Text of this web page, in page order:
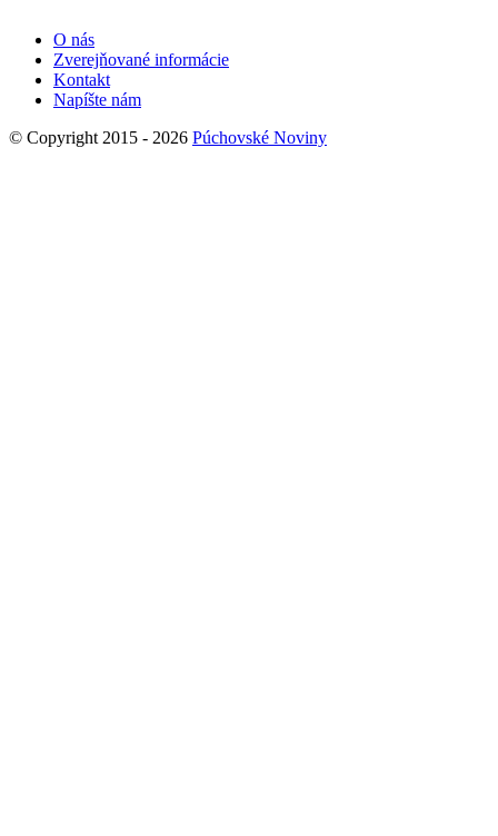
O nás
Zverejňované informácie
Kontakt
Napíšte nám
© Copyright 2015 - 2026 Púchovské Noviny